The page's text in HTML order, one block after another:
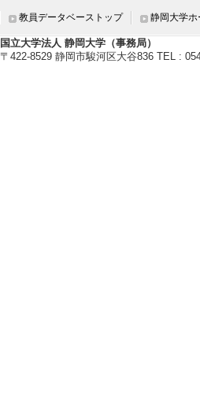
教員データベーストップ 静岡大学ホ
国立大学法人 静岡大学（事務局）
〒422-8529 静岡市駿河区大谷836 TEL :